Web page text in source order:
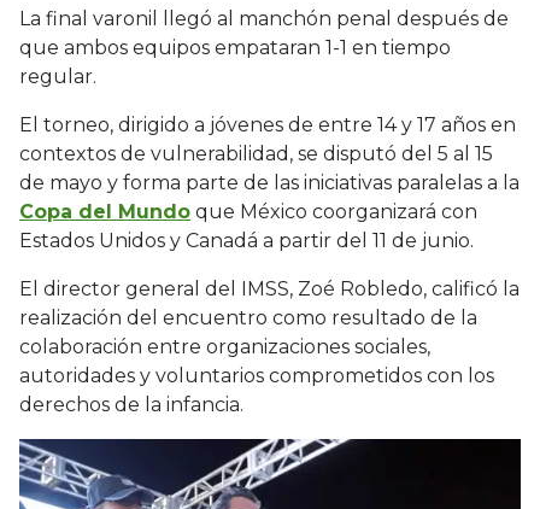
La final varonil llegó al manchón penal después de
que ambos equipos empataran 1-1 en tiempo
regular.
El torneo, dirigido a jóvenes de entre 14 y 17 años en
contextos de vulnerabilidad, se disputó del 5 al 15
de mayo y forma parte de las iniciativas paralelas a la
Copa del Mundo que México coorganizará con
Estados Unidos y Canadá a partir del 11 de junio.
El director general del IMSS, Zoé Robledo, calificó la
realización del encuentro como resultado de la
colaboración entre organizaciones sociales,
autoridades y voluntarios comprometidos con los
derechos de la infancia.